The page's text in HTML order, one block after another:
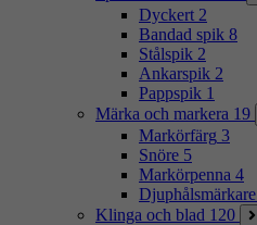
Dyckert 2
Bandad spik 8
Stålspik 2
Ankarspik 2
Pappspik 1
Märka och markera 19
Markörfärg 3
Snöre 5
Markörpenna 4
Djuphålsmärkare
Klinga och blad 120